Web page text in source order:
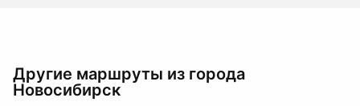
Другие маршруты из города
Новосибирск